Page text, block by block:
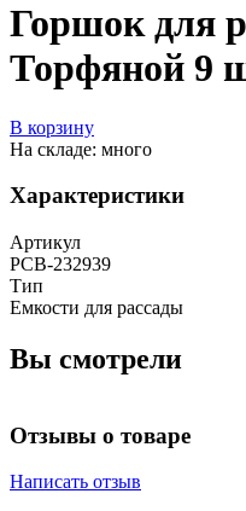
Горшок для
Торфяной 9
В корзину
На складе: много
Характеристики
Артикул
РСВ-232939
Тип
Емкости для рассады
Вы смотрели
Отзывы о товаре
Написать отзыв